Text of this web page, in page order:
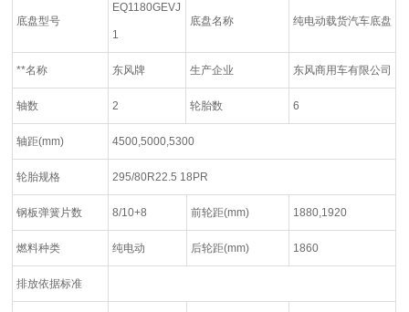
底盘型号
EQ1180GEVJ
1
底盘名称 纯电动载货汽车底盘
**名称 东风牌 生产企业 东风商用车有限公司
轴数 2 轮胎数 6
轴距(mm) 4500,5000,5300
轮胎规格 295/80R22.5 18PR
钢板弹簧片数 8/10+8 前轮距(mm) 1880,1920
燃料种类 纯电动 后轮距(mm) 1860
排放依据标准